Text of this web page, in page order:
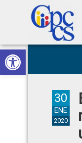
Abrir barra de
Skip
to
primary
Skip
to
main
Skip
to
primary
Skip
to
footer
Control
Ciudadano
30
ENE
2020